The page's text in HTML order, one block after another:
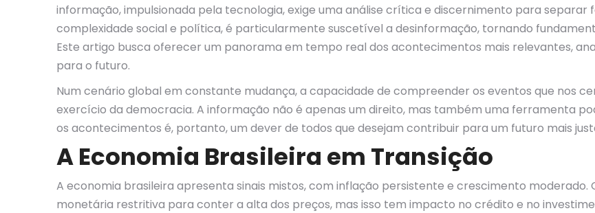
informação, impulsionada pela tecnologia, exige uma análise crítica e discernimento para separar
complexidade social e política, é particularmente suscetível a desinformação, tornando
Este artigo busca oferecer um panorama em tempo real dos acontecimentos mais relevantes,
para o futuro.
Num cenário global em constante mudança, a capacidade de compreender os eventos que nos
exercício da democracia. A informação não é apenas um direito, mas também uma ferramenta
os acontecimentos é, portanto, um dever de todos que desejam contribuir para um futuro mais
A Economia Brasileira em Transição
A economia brasileira apresenta sinais mistos, com inflação persistente e crescimento
monetária restritiva para conter a alta dos preços, mas isso tem impacto no crédito e no